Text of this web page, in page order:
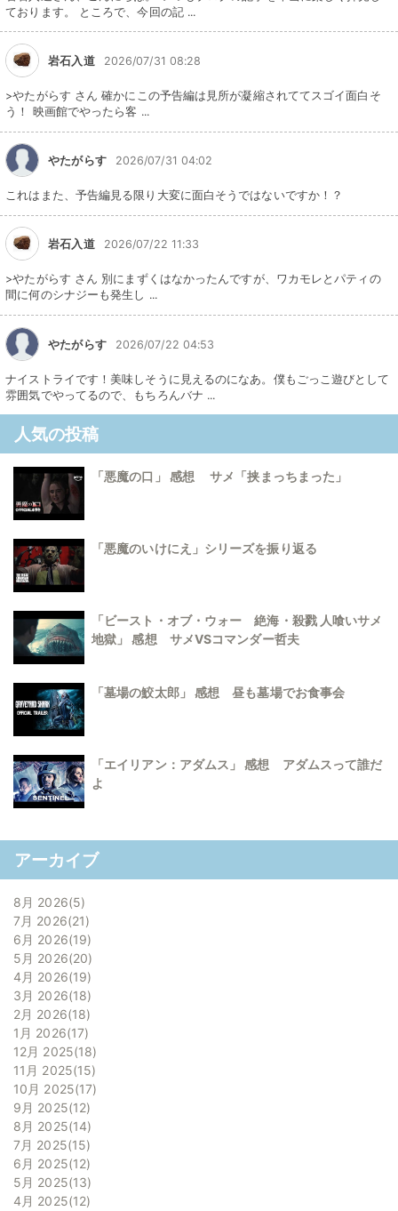
ております。 ところで、今回の記 ...
岩石入道 2026/07/31 08:28
>やたがらす さん 確かにこの予告編は見所が凝縮されててスゴイ面白そ
う！ 映画館でやったら客 ...
やたがらす 2026/07/31 04:02
これはまた、予告編見る限り大変に面白そうではないですか！？
岩石入道 2026/07/22 11:33
>やたがらす さん 別にまずくはなかったんですが、ワカモレとパティの
間に何のシナジーも発生し ...
やたがらす 2026/07/22 04:53
ナイストライです！美味しそうに見えるのになあ。僕もごっこ遊びとして
雰囲気でやってるので、もちろんバナ ...
人気の投稿
「悪魔の口」 感想 サメ「挟まっちまった」
「悪魔のいけにえ」シリーズを振り返る
「ビースト・オブ・ウォー 絶海・殺戮 人喰いサメ
地獄」 感想 サメVSコマンダー哲夫
「墓場の鮫太郎」 感想 昼も墓場でお食事会
「エイリアン：アダムス」 感想 アダムスって誰だ
よ
アーカイブ
8月 2026 5
7月 2026 21
6月 2026 19
5月 2026 20
4月 2026 19
3月 2026 18
2月 2026 18
1月 2026 17
12月 2025 18
11月 2025 15
10月 2025 17
9月 2025 12
8月 2025 14
7月 2025 15
6月 2025 12
5月 2025 13
4月 2025 12